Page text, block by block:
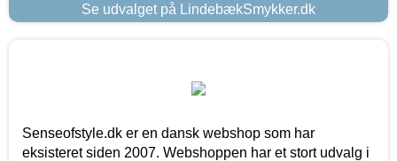
Se udvalget på LindebækSmykker.dk
Senseofstyle.dk er en dansk webshop som har
eksisteret siden 2007. Webshoppen har et stort udvalg i